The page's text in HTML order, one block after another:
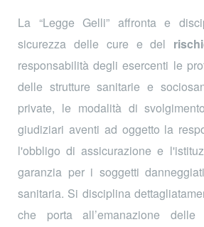
La “Legge Gelli” affronta e
sicurezza delle cure e del
responsabilità degli esercenti le
delle strutture sanitarie e
private, le modalità di
giudiziari aventi ad oggetto la
l'obbligo di assicurazione e
garanzia per i soggetti
sanitaria. Si disciplina
che porta all’emanazione